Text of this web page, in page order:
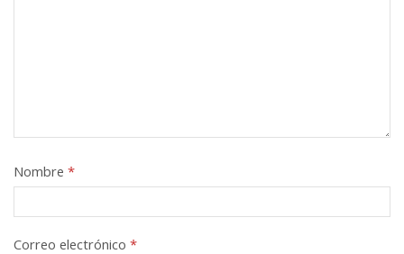
Nombre *
Correo electrónico *